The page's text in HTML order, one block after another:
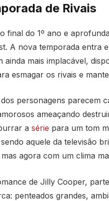
de Rivais
final do 1º ano e
A nova temporada entra
mais implacável,
esmagar os rivais e
personagens parecem
ameaçando
a série para um tom
aquele da televisão
agora com um clima
de Jilly Cooper,
penteados grandes,